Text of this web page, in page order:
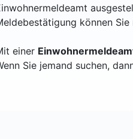
können
einer
Sie jemand suchen,